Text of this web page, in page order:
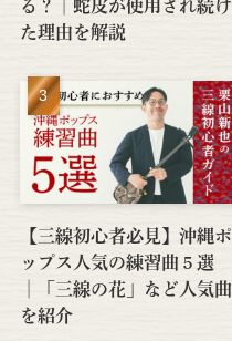
る？│蛇皮が使用され続け
た理由を解説
【三線初心者必見】沖縄ポ
ップス人気の練習曲５選
│「三線の花」など人気曲
を紹介